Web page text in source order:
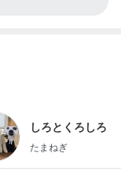
しろとくろしろ
たまねぎ